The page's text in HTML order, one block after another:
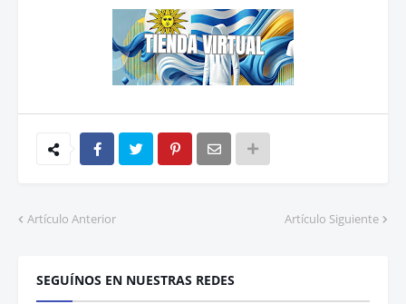
Artículo Anterior Artículo Siguiente
SEGUÍNOS EN NUESTRAS REDES